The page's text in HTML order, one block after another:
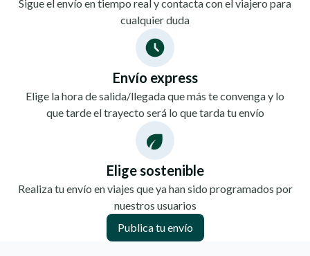
Sigue el envío en tiempo real y contacta con el viajero para
cualquier duda
Envío express
Elige la hora de salida/llegada que más te convenga y lo
que tarde el trayecto será lo que tarda tu envío
Elige sostenible
Realiza tu envío en viajes que ya han sido programados por
nuestros usuarios
Publica tu envío